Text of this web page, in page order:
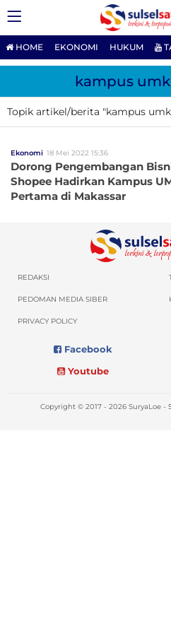
HOME EKONOMI HUKUM
kampus
Topik artikel/berita "kampus
Ekonomi 18 Mei 2022 15:36
Dorong Pengembangan
Shopee Hadirkan Kampus
Pertama di Makassar
REDAKSI
PEDOMAN MEDIA SIBER
PRIVACY POLICY
Facebook
Youtube
Copyright © 2017 - 2026 SuryaLoe -